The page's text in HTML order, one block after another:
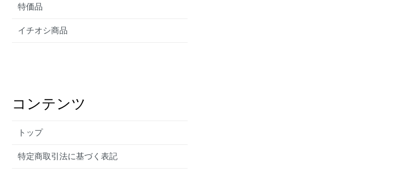
特価品
イチオシ商品
コンテンツ
トップ
特定商取引法に基づく表記